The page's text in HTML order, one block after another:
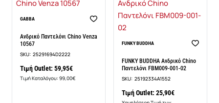
GABBA
Ανδρικό Παντελόνι Chino Venza
10567
SKU: 25291694D2222
Τιμή Outlet: 59,95€
Τιμή Καταλόγου: 99,00€
-48%
FUNKY BUDDHA
FUNKY BUDDHA Ανδρικό Chino
Παντελόνι FBM009-001-02
SKU: 25192334A1552
Τιμή Outlet: 25,90€